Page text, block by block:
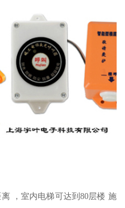
，室内电梯可达到80层楼 施